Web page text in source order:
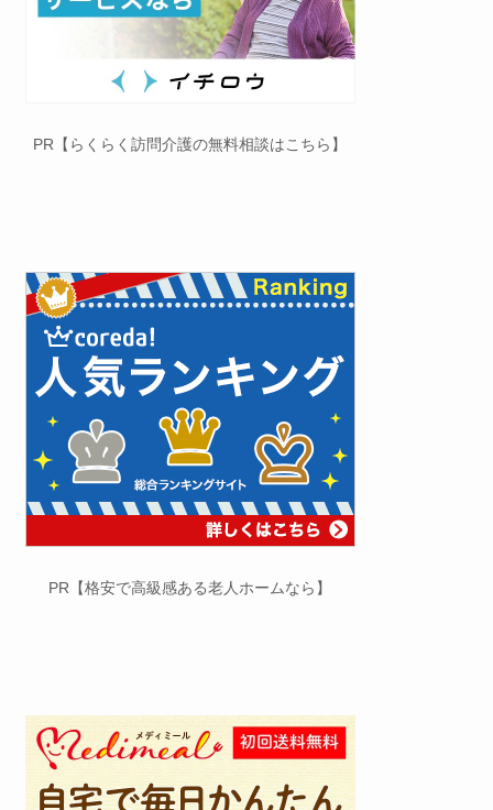
PR【らくらく訪問介護の無料相談はこちら】
PR【格安で高級感ある老人ホームなら】